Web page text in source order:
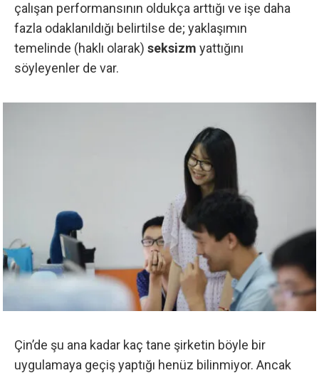
çalışan performansının oldukça arttığı ve işe daha
fazla odaklanıldığı belirtilse de; yaklaşımın
temelinde (haklı olarak) seksizm yattığını
söyleyenler de var.
Çin’de şu ana kadar kaç tane şirketin böyle bir
uygulamaya geçiş yaptığı henüz bilinmiyor. Ancak